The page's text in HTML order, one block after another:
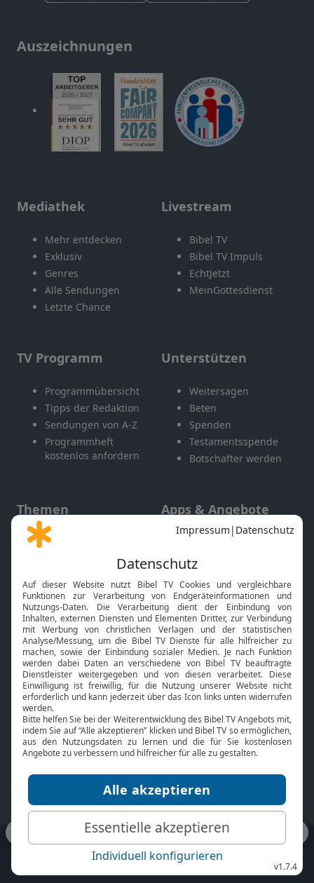
Auszeichnungen
Mediathek
Mehr entdecken
Exklusiv
Genres
Alle Sendungen
Letzte Chance
Livestream
Bibel TV
Bibel TV Impuls
EchtJetzt
MeinGottesdienst
TV Programm
Programmübersicht
Tipps der Redaktion
Sendungen von A-Z
Programmheft
kostenlos anfordern
Unterstützen
Weitersagen
Beten
Spenden
Testamentsspende
Botschafter werden
Themen
Gott und Bibel erklärt
Neuigkeiten
Apps & Angebote
Mobile App
Smart TV
HbbTV
Bibelthek Online-Bibel
Nächster Gottesdienst
Bibel TV
Über uns
Jobs
Mediadaten
Service
Kontakt
TV-Empfang
bibeltv.de: Impressum
Datenschutz
Nutzungsbedingungen
Fakten Bibel TV App